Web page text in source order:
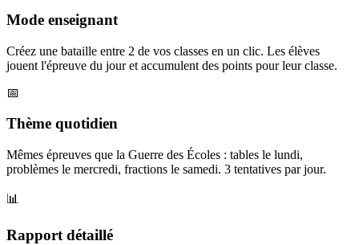
Mode enseignant
Créez une bataille entre 2 de vos classes en un clic. Les élèves
jouent l'épreuve du jour et accumulent des points pour leur classe.
📅
Thème quotidien
Mêmes épreuves que la Guerre des Écoles : tables le lundi,
problèmes le mercredi, fractions le samedi. 3 tentatives par jour.
📊
Rapport détaillé